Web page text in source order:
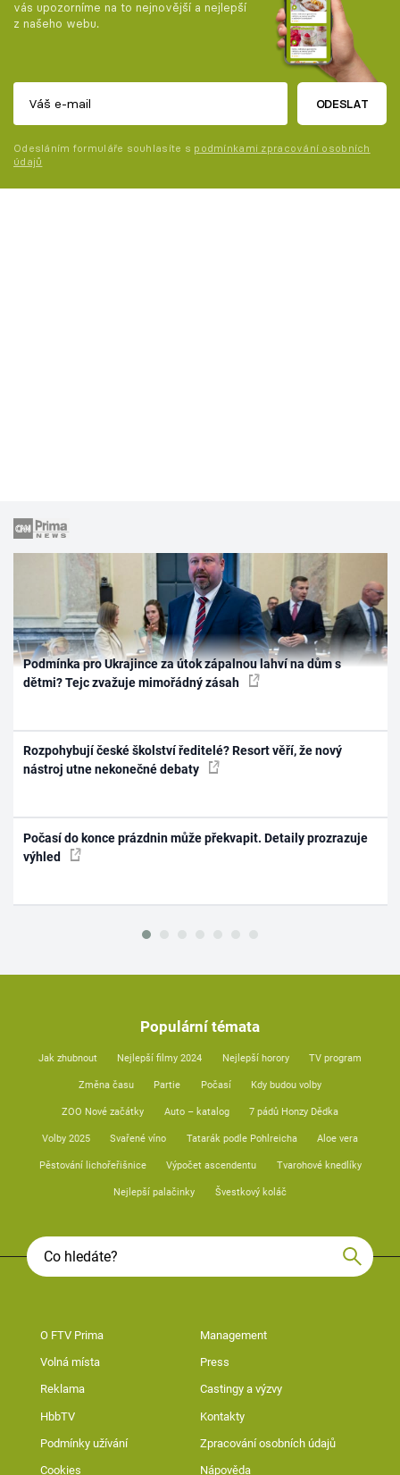
vás upozorníme na to nejnovější a nejlepší
z našeho webu.
ODESLAT
Odesláním formuláře souhlasíte s podmínkami zpracování osobních
údajů
Podmínka pro Ukrajince za útok zápalnou lahví na dům s
dětmi? Tejc zvažuje mimořádný zásah
Rozpohybují české školství ředitelé? Resort věří, že nový
nástroj utne nekonečné debaty
Počasí do konce prázdnin může překvapit. Detaily prozrazuje
výhled
Populární témata
Jak zhubnout Nejlepší filmy 2024 Nejlepší horory TV program
Změna času Partie Počasí Kdy budou volby
ZOO Nové začátky Auto – katalog 7 pádů Honzy Dědka
Volby 2025 Svařené víno Tatarák podle Pohlreicha Aloe vera
Pěstování lichořeřišnice Výpočet ascendentu Tvarohové knedlíky
Nejlepší palačinky Švestkový koláč
O FTV Prima Management
Volná místa Press
Reklama Castingy a výzvy
HbbTV Kontakty
Podmínky užívání Zpracování osobních údajů
Cookies Nápověda